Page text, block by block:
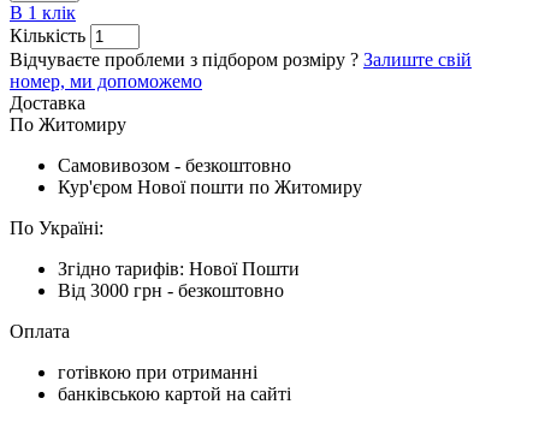
В 1 клік
Кількість
Відчуваєте проблеми з підбором розміру ? Залиште свій
номер, ми допоможемо
Доставка
По Житомиру
Cамовивозом - безкоштовно
Кур'єром Нової пошти по Житомиру
По Україні:
Згідно тарифів: Нової Пошти
Від 3000 грн - безкоштовно
Оплата
готівкою при отриманні
банківською картой на сайті